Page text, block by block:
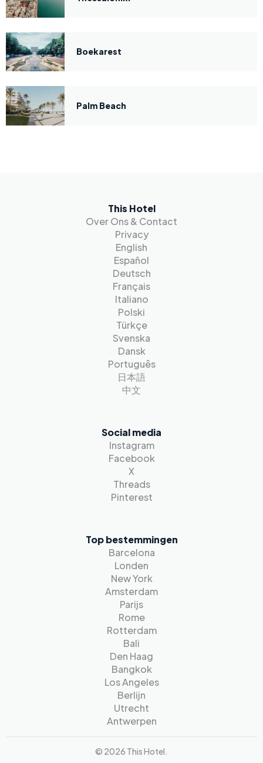
Boekarest
Palm Beach
This Hotel
Over Ons & Contact
Privacy
English
Español
Deutsch
Français
Italiano
Polski
Türkçe
Svenska
Dansk
Português
日本語
中文
Social media
Instagram
Facebook
X
Threads
Pinterest
Top bestemmingen
Barcelona
Londen
New York
Amsterdam
Parijs
Rome
Rotterdam
Bali
Den Haag
Bangkok
Los Angeles
Berlijn
Utrecht
Antwerpen
© 2026 This Hotel.